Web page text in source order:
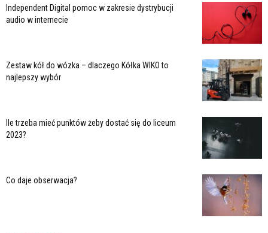
Independent Digital pomoc w zakresie dystrybucji
audio w internecie
Zestaw kół do wózka – dlaczego Kółka WIKO to
najlepszy wybór
Ile trzeba mieć punktów żeby dostać się do liceum
2023?
Co daje obserwacja?